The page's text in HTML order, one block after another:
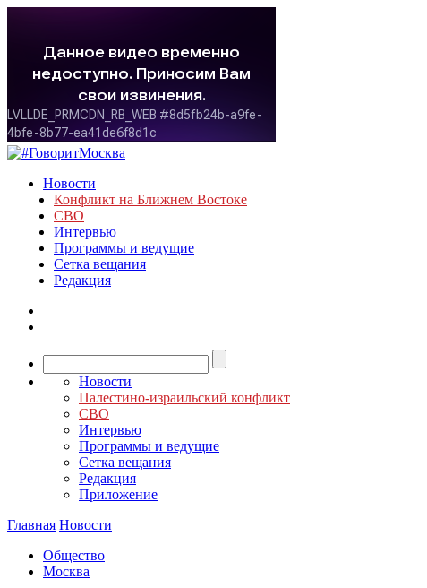
Новости
Конфликт на Ближнем Востоке
СВО
Интервью
Программы и ведущие
Сетка вещания
Редакция
Новости
Палестино-израильский конфликт
СВО
Интервью
Программы и ведущие
Сетка вещания
Редакция
Приложение
Главная Новости
Общество
Москва